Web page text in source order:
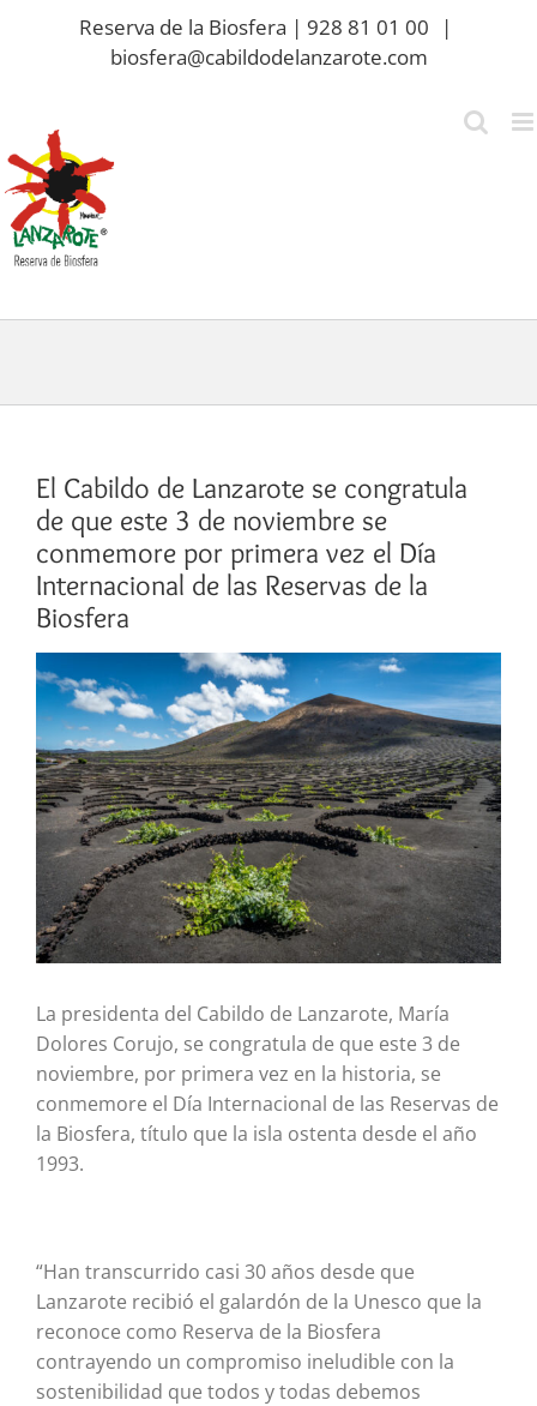
Reserva de la Biosfera | 928 81 01 00
|
biosfera@cabildodelanzarote.com
El Cabildo de Lanzarote se congratula
de que este 3 de noviembre se
conmemore por primera vez el Día
Internacional de las Reservas de la
Biosfera
Ver
imagen
más
grande
La presidenta del Cabildo de Lanzarote, María
Dolores Corujo, se congratula de que este 3 de
noviembre, por primera vez en la historia, se
conmemore el Día Internacional de las Reservas de
la Biosfera, título que la isla ostenta desde el año
1993.
“Han transcurrido casi 30 años desde que
Lanzarote recibió el galardón de la Unesco que la
reconoce como Reserva de la Biosfera
contrayendo un compromiso ineludible con la
sostenibilidad que todos y todas debemos